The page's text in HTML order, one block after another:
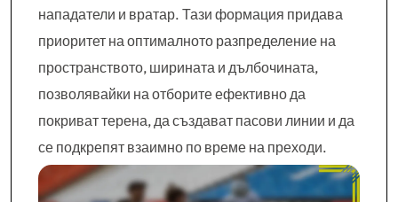
нападатели и вратар. Тази формация придава
приоритет на оптималното разпределение на
пространството, ширината и дълбочината,
позволявайки на отборите ефективно да
покриват терена, да създават пасови линии и да
се подкрепят взаимно по време на преходи.